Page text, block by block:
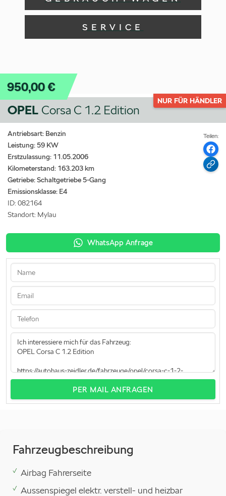
SERVICE
NUR FÜR HÄNDLER
950,00 €
OPEL Corsa C 1.2 Edition
Antriebsart: Benzin
Leistung: 59 KW
Erstzulassung: 11.05.2006
Kilometerstand: 163.203 km
Getriebe: Schaltgetriebe 5-Gang
Emissionsklasse: E4
ID: 082164
Standort: Mylau
Teilen:
WhatsApp Anfrage
PER MAIL ANFRAGEN
Fahrzeugbeschreibung
Airbag Fahrerseite
Aussenspiegel elektr. verstell- und heizbar